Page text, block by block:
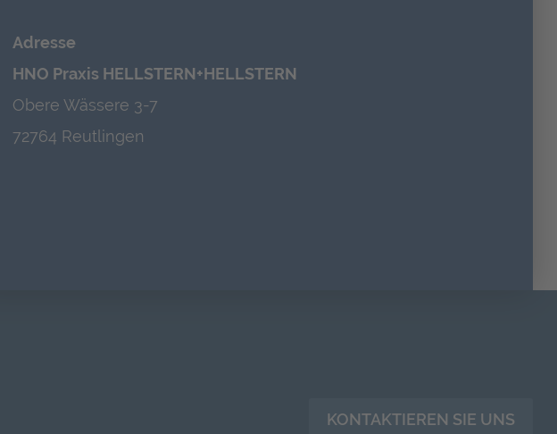
Adresse
HNO Praxis HELLSTERN+HELLSTERN
Obere Wässere 3-7
72764 Reutlingen
KONTAKTIEREN SIE UNS